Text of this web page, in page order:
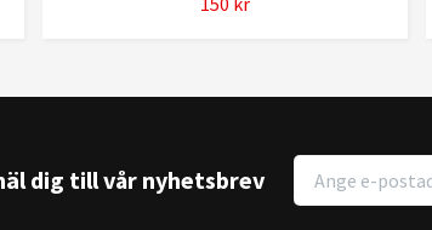
dig till vår nyhetsbrev